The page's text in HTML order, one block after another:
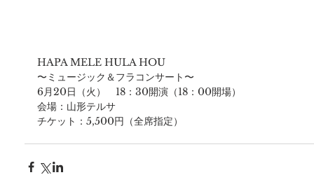
HAPA MELE HULA HOU
〜ミュージック＆フラコンサート〜
6月20日（火）　18：30開演（18：00開場）
会場：山形テルサ
チケット：5,500円（全席指定）